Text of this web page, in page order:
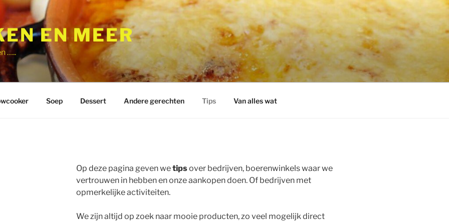
EN MEER
…..
Soep Dessert Andere gerechten Tips Van alles wat
Op deze pagina geven wetipsover bedrijven, boerenwinkels waar we
vertrouwen in hebben en onze aankopen doen. Of bedrijven met
opmerkelijke activiteiten.
We zijn altijd op zoek naar mooie producten, zo veel mogelijk direct